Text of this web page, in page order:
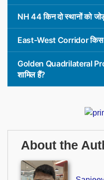
NH 44 किन दो स्थानों को
East-West Corridor किस
Golden Quadrilateral
शामिल हैं?
About the